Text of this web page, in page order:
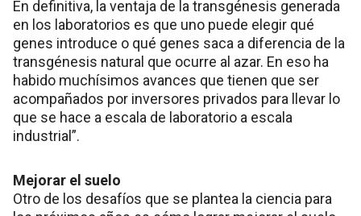
En definitiva, la ventaja de la transgénesis generada
en los laboratorios es que uno puede elegir qué
genes introduce o qué genes saca a diferencia de la
transgénesis natural que ocurre al azar. En eso ha
habido muchísimos avances que tienen que ser
acompañados por inversores privados para llevar lo
que se hace a escala de laboratorio a escala
industrial”.
Mejorar el suelo
Otro de los desafíos que se plantea la ciencia para